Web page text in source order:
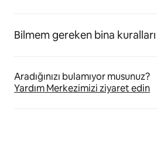
Bilmem gereken bina kuralları
Aradığınızı bulamıyor musunuz?
Yardım Merkezimizi ziyaret edin